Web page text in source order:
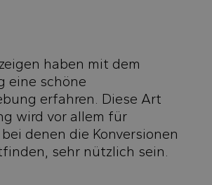
haben mit dem
eine schöne
erfahren. Diese Art
wird vor allem für
denen die Konversionen
sehr nützlich sein.